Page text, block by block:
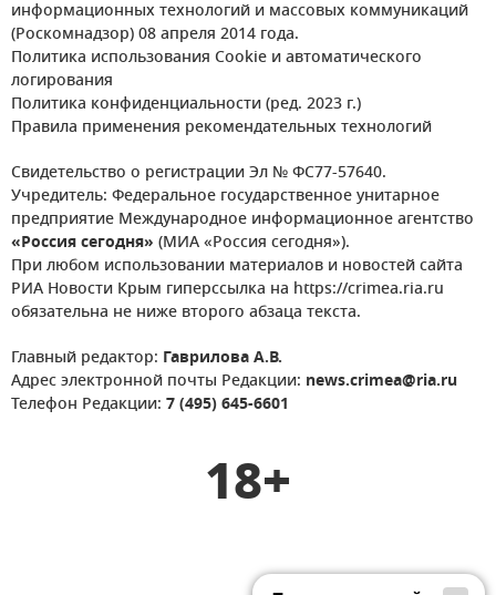
информационных технологий и массовых коммуникаций
(Роскомнадзор) 08 апреля 2014 года.
Политика использования Cookie и автоматического
логирования
Политика конфиденциальности (ред. 2023 г.)
Правила применения рекомендательных технологий
Свидетельство о регистрации Эл № ФС77-57640.
Учредитель: Федеральное государственное унитарное
предприятие Международное информационное агентство
«Россия сегодня» (МИА «Россия сегодня»).
При любом использовании материалов и новостей сайта
РИА Новости Крым гиперссылка на https://crimea.ria.ru
обязательна не ниже второго абзаца текста.
Главный редактор: Гаврилова А.В.
Адрес электронной почты Редакции: news.crimea@ria.ru
Телефон Редакции: 7 (495) 645-6601
18+